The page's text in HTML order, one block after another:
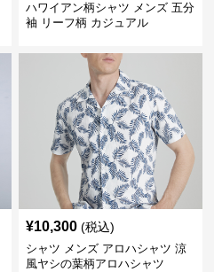
ハワイアン柄シャツ メンズ 五分
袖 リーフ柄 カジュアル
¥10,300 (税込)
シャツ メンズ アロハシャツ 涼
風ヤシの葉柄アロハシャツ